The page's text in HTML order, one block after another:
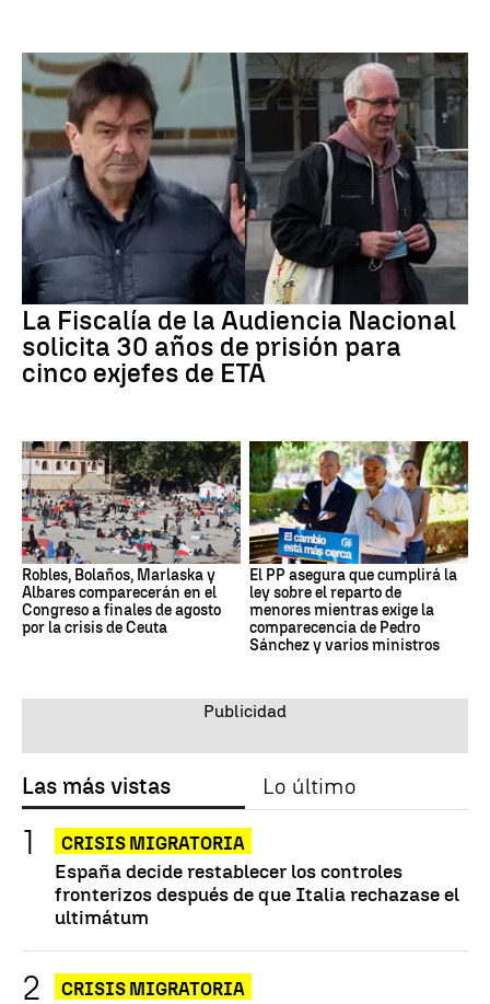
La Fiscalía de la Audiencia Nacional
solicita 30 años de prisión para
cinco exjefes de ETA
Robles, Bolaños, Marlaska y
Albares comparecerán en el
Congreso a finales de agosto
por la crisis de Ceuta
El PP asegura que cumplirá la
ley sobre el reparto de
menores mientras exige la
comparecencia de Pedro
Sánchez y varios ministros
Las más vistas Lo último
CRISIS MIGRATORIA
España decide restablecer los controles
fronterizos después de que Italia rechazase el
ultimátum
CRISIS MIGRATORIA